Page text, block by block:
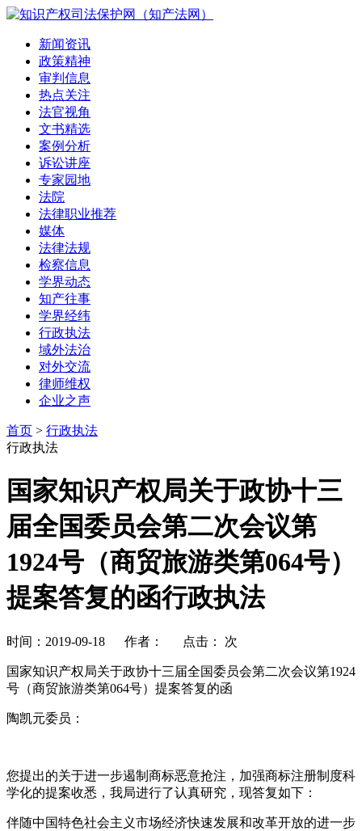
新闻资讯
政策精神
审判信息
热点关注
法官视角
文书精选
案例分析
诉讼讲座
专家园地
法院
法律职业推荐
媒体
法律法规
检察信息
学界动态
知产往事
学界经纬
行政执法
域外法治
对外交流
律师维权
企业之声
首页 > 行政执法
行政执法
国家知识产权局关于政协十三
届全国委员会第二次会议第
1924号（商贸旅游类第064号）
提案答复的函行政执法
时间：2019-09-18 作者： 点击： 次
国家知识产权局关于政协十三届全国委员会第二次会议第1924
号（商贸旅游类第064号）提案答复的函
陶凯元委员：
您提出的关于进一步遏制商标恶意抢注，加强商标注册制度科
学化的提案收悉，我局进行了认真研究，现答复如下：
伴随中国特色社会主义市场经济快速发展和改革开放的进一步